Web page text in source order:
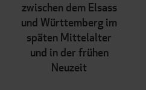
zwischen dem Elsass
und Württemberg im
späten Mittelalter
und in der frühen
Neuzeit